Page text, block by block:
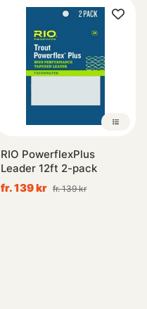
RIO PowerflexPlus
Leader 12ft 2-pack
fr. 139 kr fr. 139 kr